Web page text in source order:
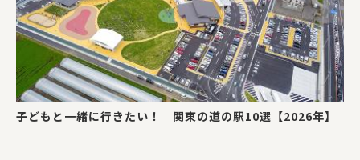
子どもと一緒に行きたい！ 関東の道の駅10選【2026年】